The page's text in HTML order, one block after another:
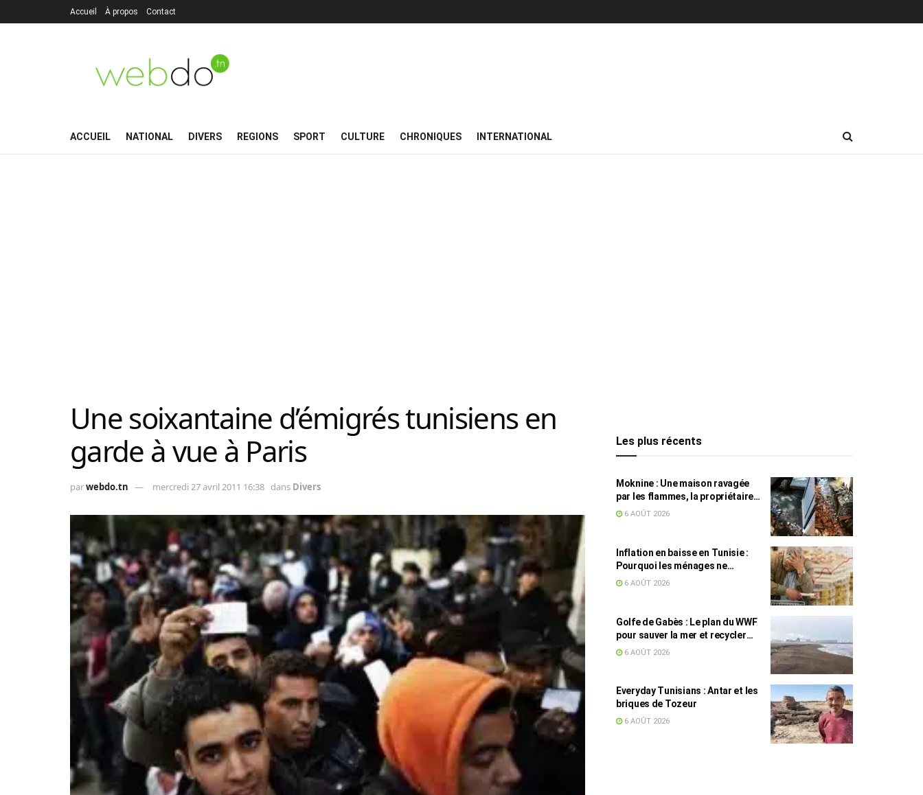
Accueil À propos Contact
ACCUEIL NATIONAL DIVERS REGIONS SPORT CULTURE CHRONIQUES INTERNATIONAL
Une soixantaine d’émigrés tunisiens en
garde à vue à Paris
parwebdo.tn mercredi 27 avril 2011 16:38 dans Divers
Les plus récents
Moknine : Une maison ravagée
par les flammes, la propriétaire
accuse la STEG et la SONEDE
6 AOÛT 2026
Inflation en baisse en Tunisie :
Pourquoi les ménages ne
ressentent pas l’amélioration
6 AOÛT 2026
Golfe de Gabès : Le plan du WWF
pour sauver la mer et recycler
les déchets marins
6 AOÛT 2026
Everyday Tunisians : Antar et les
briques de Tozeur
6 AOÛT 2026